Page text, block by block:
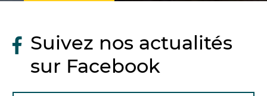
Suivez nos actualités
sur Facebook